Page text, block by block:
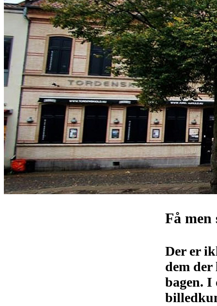
Få
Der er
dem
bagen. I